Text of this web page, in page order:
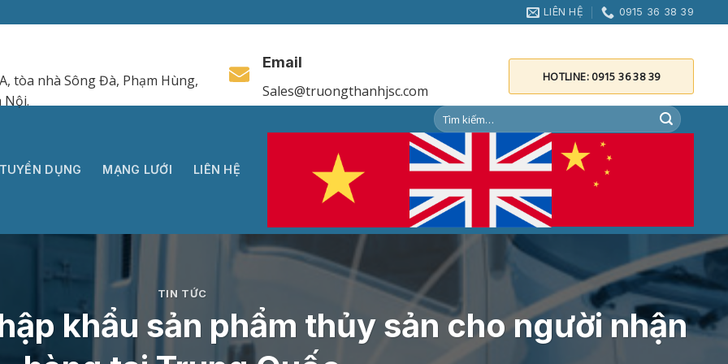
LIÊN HỆ 0915 36 38 39
tòa nhà Sông Đà, Phạm Hùng,
Nội.
Email
Sales@truongthanhjsc.com
HOTLINE: 0915 36 38 39
TUYỂN DỤNG MẠNG LƯỚI LIÊN HỆ
TIN TỨC
khẩu sản phẩm thủy sản cho người nhận